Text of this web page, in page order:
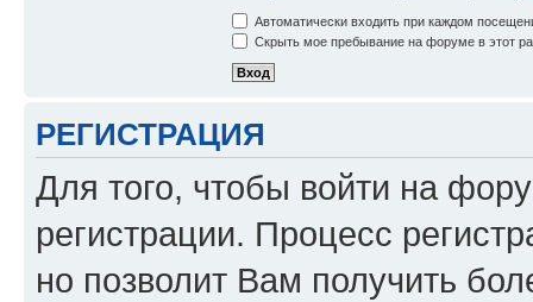
Автоматически входить при каждом
Скрыть мое пребывание на форуме в этот
РЕГИСТРАЦИЯ
Для того, чтобы войти на
регистрации. Процесс
но позволит Вам получить